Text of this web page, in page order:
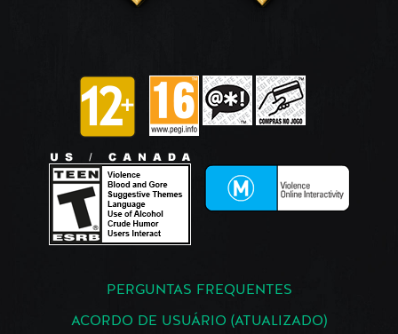
PERGUNTAS FREQUENTES
ACORDO DE USUÁRIO (ATUALIZADO)